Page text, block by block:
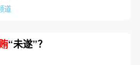
道
“未遂”？